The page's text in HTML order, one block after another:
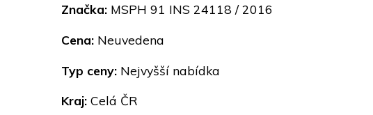
Značka: MSPH 91 INS 24118 / 2016
Cena: Neuvedena
Typ ceny: Nejvyšší nabídka
Kraj: Celá ČR